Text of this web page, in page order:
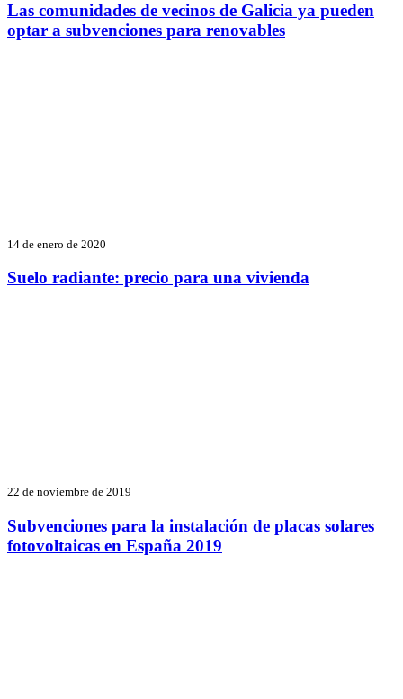
Las comunidades de vecinos de Galicia ya pueden
optar a subvenciones para renovables
14 de enero de 2020
Suelo radiante: precio para una vivienda
22 de noviembre de 2019
Subvenciones para la instalación de placas solares
fotovoltaicas en España 2019